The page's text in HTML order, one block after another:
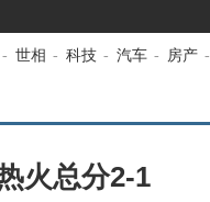
- 世相 - 科技 - 汽车 - 房产 -
火总分2-1